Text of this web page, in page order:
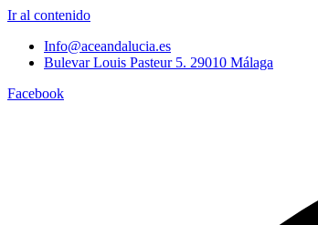
Ir al contenido
Info@aceandalucia.es
Bulevar Louis Pasteur 5. 29010 Málaga
Facebook